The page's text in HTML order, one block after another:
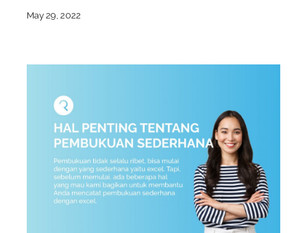
May 29, 2022